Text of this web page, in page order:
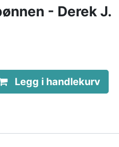
- Derek J.
Legg i handlekurv